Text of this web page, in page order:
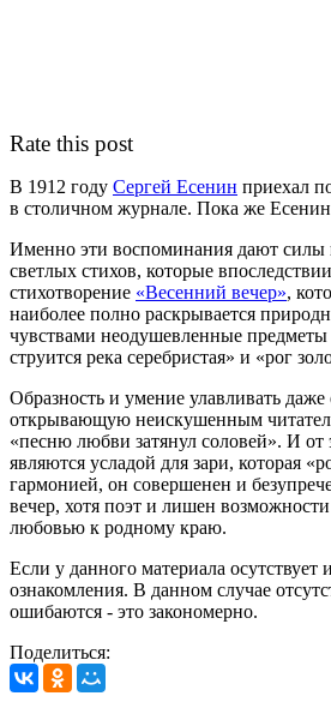
Rate this post
В 1912 году Сергей Есенин приехал
в столичном журнале. Пока же Есенин
Именно эти воспоминания дают силы
светлых стихов, которые
стихотворение «Весенний вечер»,
наиболее полно раскрывается
чувствами неодушевленные предметы
струится река серебристая» и «рог
Образность и умение улавливать
открывающую неискушенным
«песню любви затянул соловей». И
являются усладой для зари, которая
гармонией, он совершенен и
вечер, хотя поэт и лишен
любовью к родному краю.
Если у данного материала
ознакомления. В данном случае
ошибаются - это закономерно.
Поделиться: